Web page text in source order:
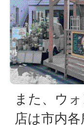
また、ウ
店は市内